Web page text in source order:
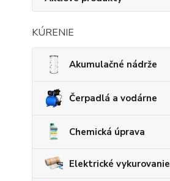
KÚRENIE
Akumulačné nádrže
Čerpadlá a vodárne
Chemická úprava
Elektrické vykurovanie